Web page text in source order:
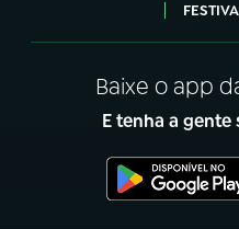
Baixe o app
E tenha a